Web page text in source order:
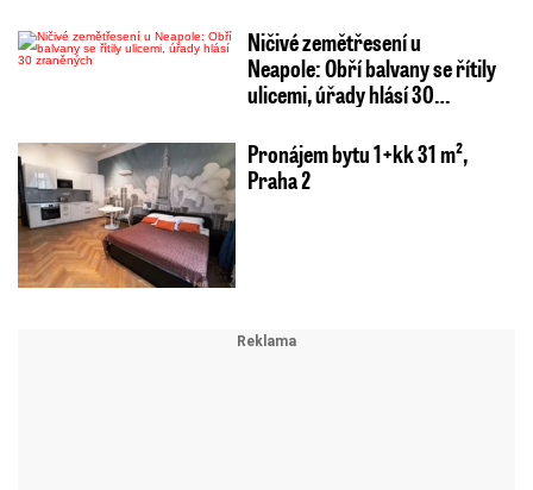
Ničivé zemětřesení u
Neapole: Obří balvany se řítily
ulicemi, úřady hlásí 30…
Pronájem bytu 1+kk 31 m²,
Praha 2